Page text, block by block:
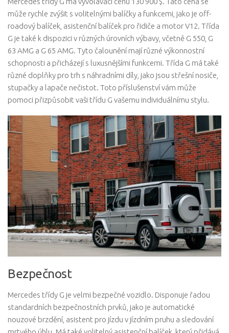
může rychle zvýšit s volitelnými balíčky a funkcemi, jako je off-
roadový balíček, asistenční balíček pro řidiče a motor V12. Třída
G je také k dispozici v různých úrovních výbavy, včetně G 550, G
63 AMG a G 65 AMG. Tyto čalounění mají různé výkonnostní
schopnosti a přicházejí s luxusnějšími funkcemi. Třída G má také
různé doplňky pro trh s náhradními díly, jako jsou střešní nosiče,
stupačky a lapače nečistot. Toto příslušenství vám může
pomoci přizpůsobit vaši třídu G vašemu individuálnímu stylu.
Bezpečnost
Mercedes třídy G je velmi bezpečné vozidlo. Disponuje řadou
standardních bezpečnostních prvků, jako je automatické
nouzové brzdění, asistent pro jízdu v jízdním pruhu a sledování